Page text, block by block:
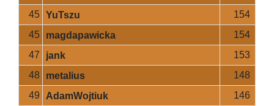
45 YuTszu
154
45
magdapawicka
154
47
jank
153
48
metalius
148
49
AdamWojtiuk
146